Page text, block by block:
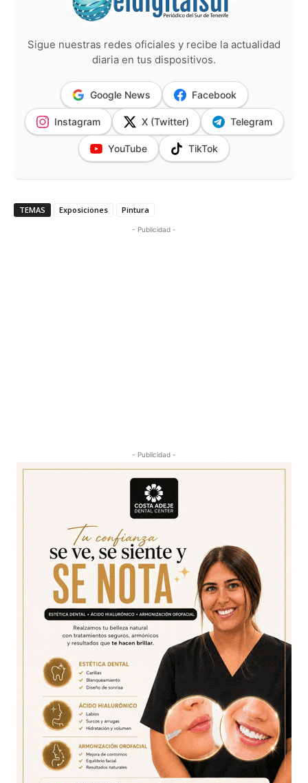
Sigue nuestras redes oficiales y recibe la actualidad
diaria en tus dispositivos.
Google News Facebook
Instagram X (Twitter) Telegram
YouTube TikTok
TEMAS Exposiciones Pintura
- Publicidad -
- Publicidad -